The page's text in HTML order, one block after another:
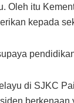
Oleh itu
kepada
di SJKC